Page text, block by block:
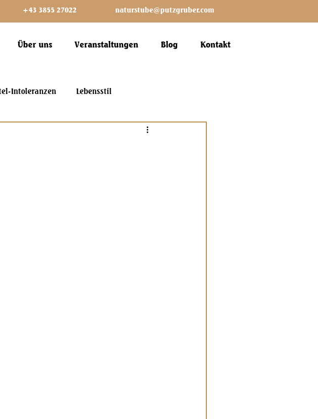
+43 3855 27022 naturstube@putzgruber.com
Über uns Veranstaltungen Blog Kontakt
Intoleranzen Lebensstil